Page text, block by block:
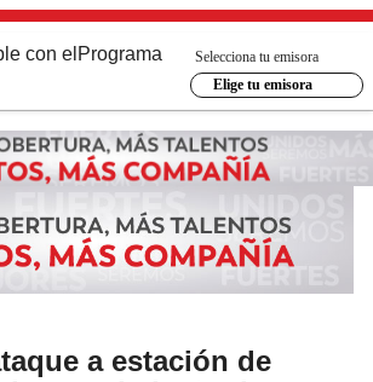
con el Programa
Selecciona tu emisora
Elige tu emisora
a estación de